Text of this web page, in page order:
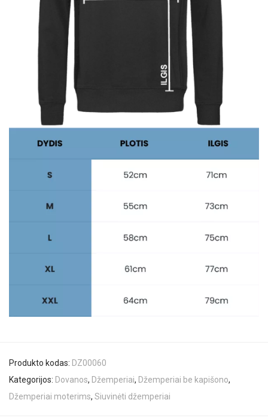
Produkto kodas: DZ00060
Kategorijos: Dovanos, Džemperiai, Džemperiai be kapišono,
Džemperiai moterims, Siuvinėti džemperiai